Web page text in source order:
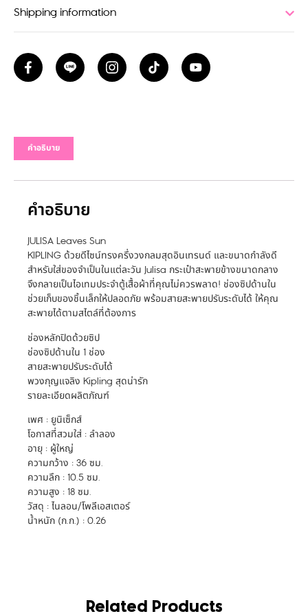
Shipping information
คำอธิบาย
คำอธิบาย
JULISA Leaves Sun
KIPLING ด้วยดีไซน์ทรงครึ่งวงกลมสุดอินเทรนด์ และขนาดกำลังดี
สำหรับใส่ของจำเป็นในแต่ละวัน Julisa กระเป๋าสะพายข้างขนาดกลาง
จึงกลายเป็นไอเทมประจำตู้เสื้อผ้าที่คุณไม่ควรพลาด! ช่องซิปด้านใน
ช่วยเก็บของชิ้นเล็กให้ปลอดภัย พร้อมสายสะพายปรับระดับได้ ให้คุณ
สะพายได้ตามสไตล์ที่ต้องการ
ช่องหลักปิดด้วยซิป
ช่องซิปด้านใน 1 ช่อง
สายสะพายปรับระดับได้
พวงกุญแจลิง Kipling สุดน่ารัก
รายละเอียดผลิตภัณฑ์
เพศ : ยูนิเซ็กส์
โอกาสที่สวมใส่ : ลำลอง
อายุ : ผู้ใหญ่
ความกว้าง : 36 ซม.
ความลึก : 10.5 ซม.
ความสูง : 18 ซม.
วัสดุ : ไนลอน/โพลีเอสเตอร์
น้ำหนัก (ก.ก.) : 0.26
Related Products